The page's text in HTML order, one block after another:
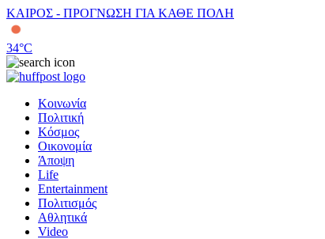
ΚΑΙΡΟΣ - ΠΡΟΓΝΩΣΗ ΓΙΑ ΚΑΘΕ ΠΟΛΗ
34°C
Κοινωνία
Πολιτική
Κόσμος
Οικονομία
Άποψη
Life
Entertainment
Πολιτισμός
Αθλητικά
Video